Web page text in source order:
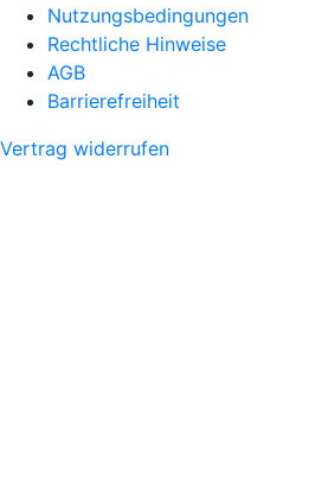
Nutzungsbedingungen
Rechtliche Hinweise
AGB
Barrierefreiheit
Vertrag widerrufen